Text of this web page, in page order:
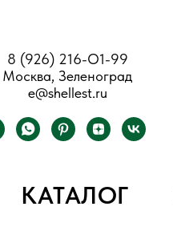
8 (926) 216-О1-99
Москва, Зеленоград
e@shellest.ru
КАТАЛОГ